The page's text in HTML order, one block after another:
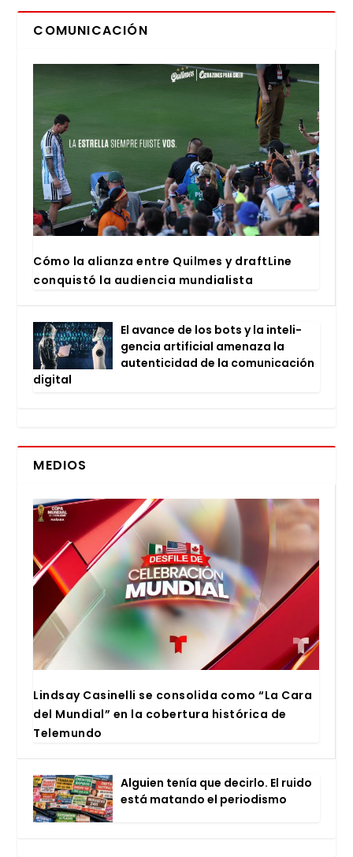
COMUNICACIÓN
Cómo la alian­za entre Quil­mes y draftLi­ne
con­quis­tó la audien­cia mun­dia­lis­ta
El avan­ce de los bots y la inte­li­
gen­cia arti­fi­cial ame­na­za la
auten­ti­ci­dad de la comu­ni­ca­ción
digi­tal
MEDIOS
Lind­say Casi­ne­lli se con­so­li­da como “La Cara
del Mun­dial” en la cober­tu­ra his­tó­ri­ca de
Tele­mun­do
Alguien tenía que decir­lo. El rui­do
está matan­do el perio­dis­mo